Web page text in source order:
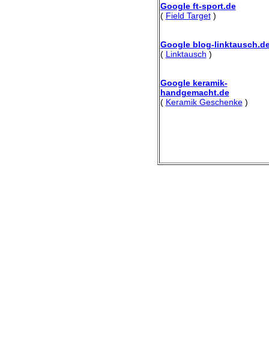
Google ft-sport.de
( Field Target)
Google blog-
( Linktausch )
Google keramik-
handgemacht.de
( Keramik Geschenke)